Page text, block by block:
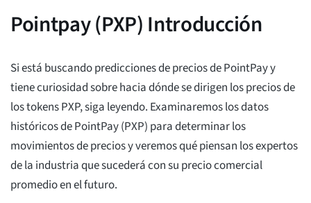
Pointpay (PXP) Introducción
Si está buscando predicciones de precios de PointPay y
tiene curiosidad sobre hacia dónde se dirigen los precios de
los tokens PXP, siga leyendo. Examinaremos los datos
históricos de PointPay (PXP) para determinar los
movimientos de precios y veremos qué piensan los expertos
de la industria que sucederá con su precio comercial
promedio en el futuro.